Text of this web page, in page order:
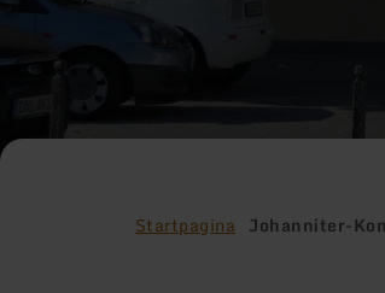
Startpagina Johanniter-